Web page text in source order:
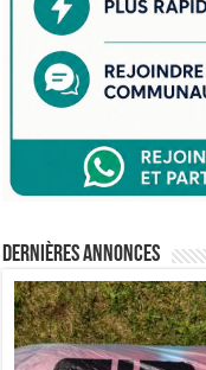
Dernières annonces